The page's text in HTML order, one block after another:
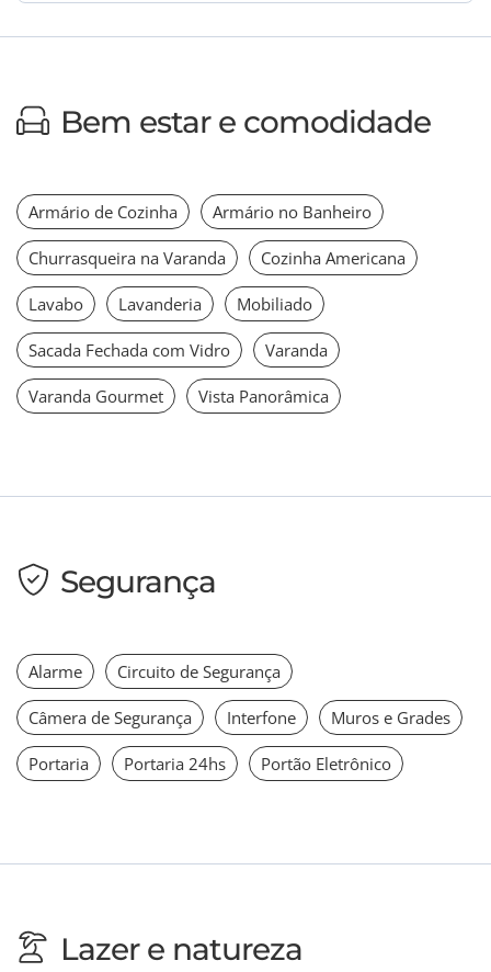
Bem estar e comodidade
Armário de Cozinha Armário no Banheiro
Churrasqueira na Varanda Cozinha Americana
Lavabo Lavanderia Mobiliado
Sacada Fechada com Vidro Varanda
Varanda Gourmet Vista Panorâmica
Segurança
Alarme Circuito de Segurança
Câmera de Segurança Interfone Muros e Grades
Portaria Portaria 24hs Portão Eletrônico
Lazer e natureza